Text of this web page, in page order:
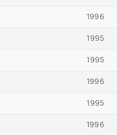
1996
1995
1995
1996
1995
1996